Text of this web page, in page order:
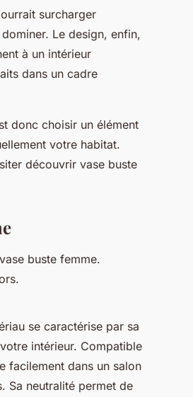
surcharger
dominer. Le design, enfin,
à un intérieur
dans un cadre
donc choisir un élément
votre habitat.
découvrir vase buste
buste femme.
se caractérise par sa
intérieur. Compatible
facilement dans un salon
Sa neutralité permet de